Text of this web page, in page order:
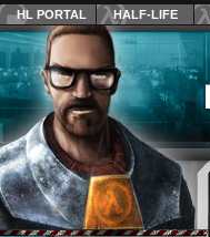
HL PORTAL HALF-LIFE